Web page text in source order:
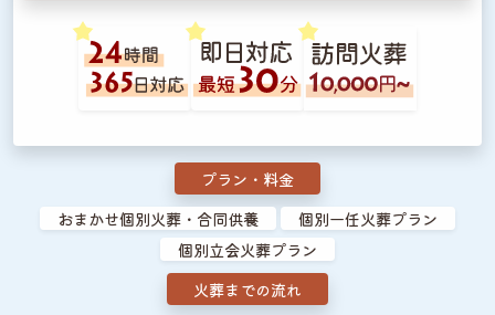
プラン・料金
おまかせ個別火葬・合同供養
個別一任火葬プラン
個別立会火葬プラン
火葬までの流れ